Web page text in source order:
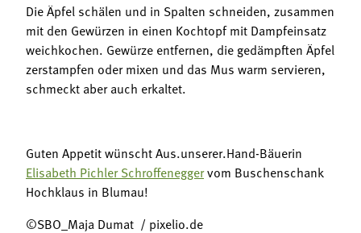
Die Äpfel schälen und in Spalten schneiden, zusammen
mit den Gewürzen in einen Kochtopf mit Dampfeinsatz
weichkochen. Gewürze entfernen, die gedämpften Äpfel
zerstampfen oder mixen und das Mus warm servieren,
schmeckt aber auch erkaltet.
Guten Appetit wünscht Aus.unserer.Hand-Bäuerin
Elisabeth Pichler Schroffeneggervom Buschenschank
Hochklaus in Blumau!
©SBO_Maja Dumat / pixelio.de